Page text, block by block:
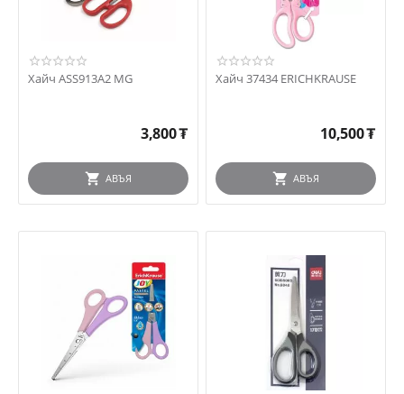
Хайч ASS913A2 MG
3,800₮
АВЪЯ
Хайч 37434 ERICHKRAUSE
10,500₮
АВЪЯ